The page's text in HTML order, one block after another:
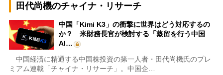
田代尚機のチャイナ・リサーチ
中国「Kimi K3」の衝撃に世界はどう対応するの
か？ 米財務長官が検討する「蒸留を行う中国
AI…
中国経済に精通する中国株投資の第一人者・田代尚機氏のプレ
ミアム連載「チャイナ・リサーチ」。中国企…